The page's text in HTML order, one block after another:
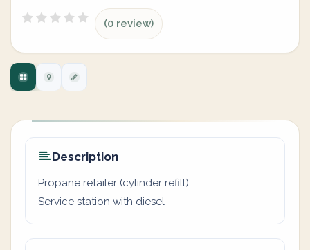
(0 review)
Description
Propane retailer (cylinder refill)
Service station with diesel